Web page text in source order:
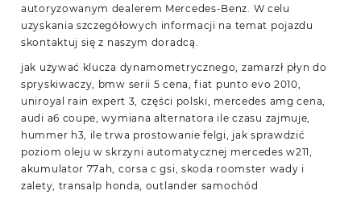
autoryzowanym dealerem Mercedes-Benz. W celu
uzyskania szczegółowych informacji na temat pojazdu
skontaktuj się z naszym doradcą.
jak używać klucza dynamometrycznego, zamarzł płyn do
spryskiwaczy, bmw serii 5 cena, fiat punto evo 2010,
uniroyal rain expert 3, części polski, mercedes amg cena,
audi a6 coupe, wymiana alternatora ile czasu zajmuje,
hummer h3, ile trwa prostowanie felgi, jak sprawdzić
poziom oleju w skrzyni automatycznej mercedes w211,
akumulator 77ah, corsa c gsi, skoda roomster wady i
zalety, transalp honda, outlander samochód